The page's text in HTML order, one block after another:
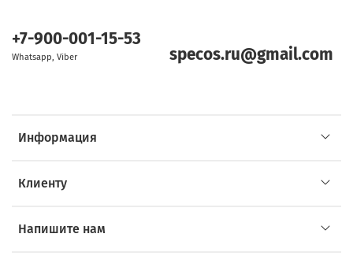
Информация
Клиенту
Напишите нам
+7-900-001-15-53
Whatsapp, Viber specos.ru@gmail.com